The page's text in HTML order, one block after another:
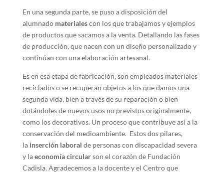
En una segunda parte, se puso a disposición del
alumnado materialescon los que trabajamos y ejemplos
de productos que sacamos a la venta. Detallando las fases
de producción, que nacen con un diseño personalizado y
continúan con una elaboración artesanal.
Es en esa etapa de fabricación, son empleados materiales
reciclados o se recuperan objetos a los que damos una
segunda vida, bien a través de su reparación o bien
dotándoles de nuevos usos no previstos originalmente,
como los decorativos. Un proceso que contribuye así a la
conservación del medioambiente. Estos dos pilares,
la inserción laboral de personas con discapacidad severa
y laeconomía circularson el corazón de Fundación
Cadisla. Agradecemos a la docente y el Centro que